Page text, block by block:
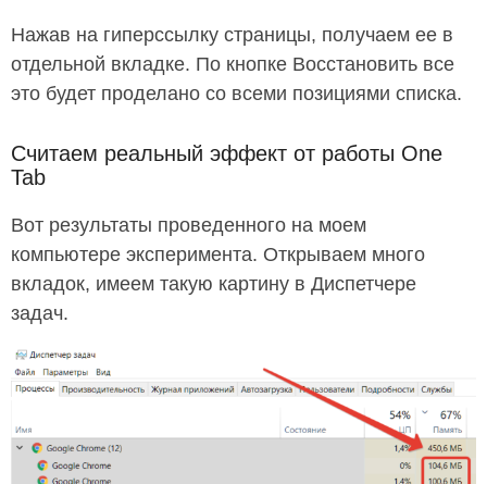
Нажав на гиперссылку страницы, получаем ее в
отдельной вкладке. По кнопке Восстановить все
это будет проделано со всеми позициями списка.
Считаем реальный эффект от работы One
Tab
Вот результаты проведенного на моем
компьютере эксперимента. Открываем много
вкладок, имеем такую картину в Диспетчере
задач.